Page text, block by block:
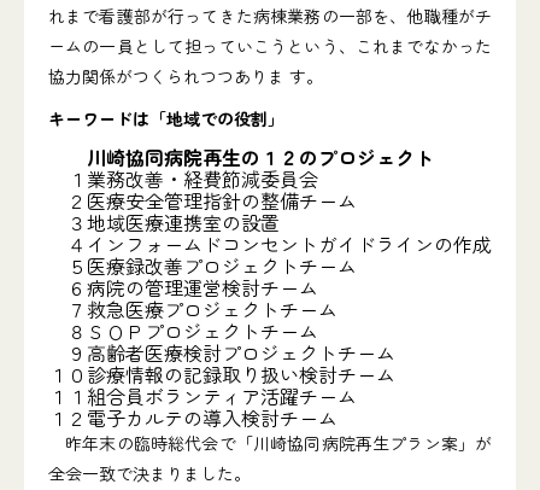
れまで看護部が行ってきた病棟業務の一部を、他職種がチ
ームの一員として担っていこうという、これまでなかった
協力関係がつくられつつありま す。
キーワードは「地域での役割」
川崎協同病院再生の１２のプロジェクト
１ 業務改善・経費節減委員会
２ 医療安全管理指針の整備チーム
３地域医療連携室の設置
４ インフォームドコンセントガイドラインの作成
５ 医療録改善プロジェクトチーム
６ 病院の管理運営検討チーム
７ 救急医療プロジェクトチーム
８ ＳＯＰプロジェクトチーム
９ 高齢者医療検討プロジェクトチーム
１０ 診療情報の記録取り扱い検討チーム
１１ 組合員ボランティア活躍チーム
１２ 電子カルテの導入検討チーム
昨年末の臨時総代会で「川崎協同病院再生プラン案」が
全会一致で決まりました。